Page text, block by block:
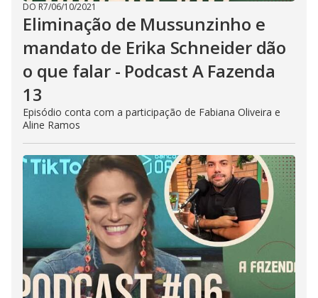
DO R7/06/10/2021
Eliminação de Mussunzinho e
mandato de Erika Schneider dão
o que falar - Podcast A Fazenda
13
Episódio conta com a participação de Fabiana Oliveira e
Aline Ramos